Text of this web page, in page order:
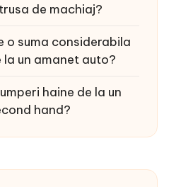
de machiaj?
o suma considerabila
la un amanet auto?
haine de la un
hand?